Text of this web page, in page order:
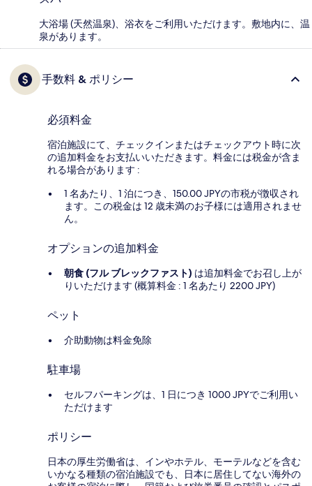
大浴場 (天然温泉)、浴衣をご利用いただけます。敷地内に、温
泉があります。
手数料 & ポリシー
必須料金
宿泊施設にて、チェックインまたはチェックアウト時に次
の追加料金をお支払いいただきます。料金には税金が含ま
れる場合があります :
1 名あたり、1 泊につき、150.00 JPYの市税が徴収され
ます。この税金は 12 歳未満のお子様には適用されませ
ん。
オプションの追加料金
朝食 (フル ブレックファスト) は追加料金でお召し上が
りいただけます (概算料金 : 1 名あたり 2200 JPY)
ペット
介助動物は料金免除
駐車場
セルフパーキングは、1 日につき 1000 JPYでご利用い
ただけます
ポリシー
日本の厚生労働省は、インやホテル、モーテルなどを含む
いかなる種類の宿泊施設でも、日本に​居住してない海外の